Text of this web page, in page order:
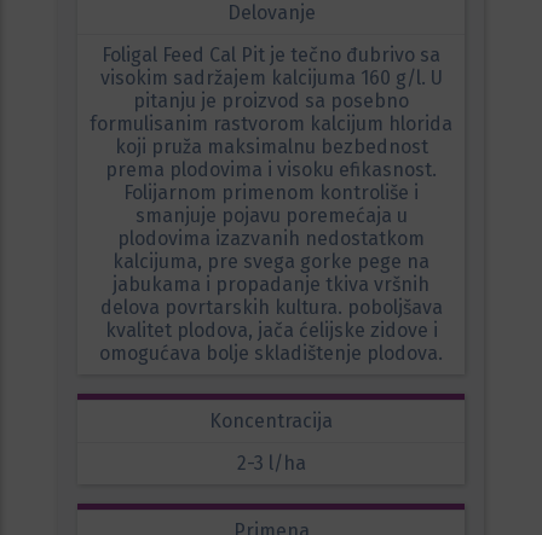
Delovanje
Foligal Feed Cal Pit je tečno đubrivo sa
visokim sadržajem kalcijuma 160 g/l. U
pitanju je proizvod sa posebno
formulisanim rastvorom kalcijum hlorida
koji pruža maksimalnu bezbednost
prema plodovima i visoku efikasnost.
Folijarnom primenom kontroliše i
smanjuje pojavu poremećaja u
plodovima izazvanih nedostatkom
kalcijuma, pre svega gorke pege na
jabukama i propadanje tkiva vršnih
delova povrtarskih kultura. poboljšava
kvalitet plodova, jača ćelijske zidove i
omogućava bolje skladištenje plodova.
Koncentracija
2-3 l/ha